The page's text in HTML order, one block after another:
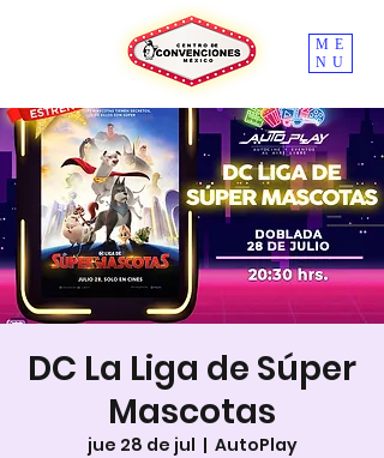
ME
NU
DC La Liga de Súper
Mascotas
jue 28 de jul
  |
AutoPlay